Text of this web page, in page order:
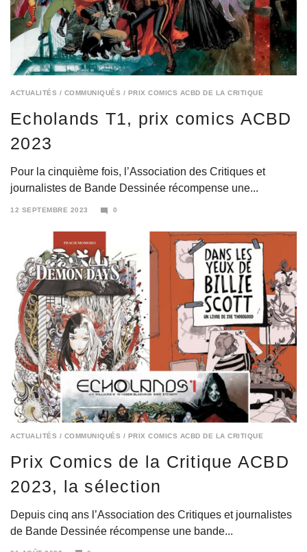
ACTUALITÉS / COMMUNIQUÉS / PRIX COMICS ACBD DE LA CRITIQUE
Echolands T1, prix comics ACBD
2023
Pour la cinquième fois, l’Association des Critiques et
journalistes de Bande Dessinée récompense une...
12 SEPTEMBRE 2023
SEPTEMBRE
0
ACTUALITÉS / COMMUNIQUÉS / PRIX COMICS ACBD DE LA CRITIQUE
Prix Comics de la Critique ACBD
2023, la sélection
Depuis cinq ans l’Association des Critiques et journalistes
de Bande Dessinée récompense une bande...